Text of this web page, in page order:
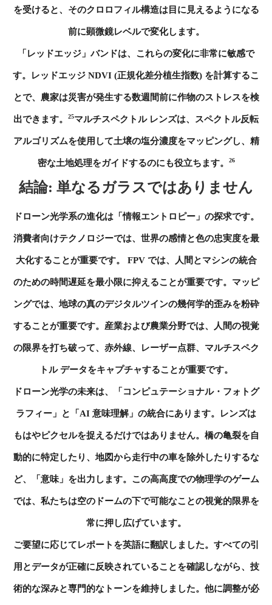
を受けると、そのクロロフィル構造は目に見えるようになる
前に顕微鏡レベルで変化します。
「レッドエッジ」バンドは、これらの変化に非常に敏感で
す。レッドエッジ NDVI (正規化差分植生指数) を計算するこ
とで、農家は災害が発生する数週間前に作物のストレスを検
出できます。 25マルチスペクトル レンズは、スペクトル反転
アルゴリズムを使用して土壌の塩分濃度をマッピングし、精
密な土地処理をガイドするのにも役立ちます。 26
結論: 単なるガラスではありません
ドローン光学系の進化は「情報エントロピー」の探求です。
消費者向けテクノロジーでは、世界の感情と色の忠実度を最
大化することが重要です。 FPV では、人間とマシンの統合
のための時間遅延を最小限に抑えることが重要です。マッピ
ングでは、地球の真のデジタルツインの幾何学的歪みを粉砕
することが重要です。産業および農業分野では、人間の視覚
の限界を打ち破って、赤外線、レーザー点群、マルチスペク
トル データをキャプチャすることが重要です。
ドローン光学の未来は、「コンピュテーショナル・フォトグ
ラフィー」と「AI 意味理解」の統合にあります。レンズは
もはやピクセルを捉えるだけではありません。橋の亀裂を自
動的に特定したり、地図から走行中の車を除外したりするな
ど、「意味」を出力します。この高高度での物理学のゲーム
では、私たちは空のドームの下で可能なことの視覚的限界を
常に押し広げています。
ご要望に応じてレポートを英語に翻訳しました。すべての引
用とデータが正確に反映されていることを確認しながら、技
術的な深みと専門的なトーンを維持しました。他に調整が必